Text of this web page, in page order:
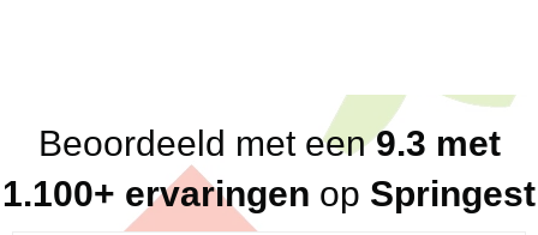
Beoordeeld met een9.3 met
1.100+ ervaringen op Springest